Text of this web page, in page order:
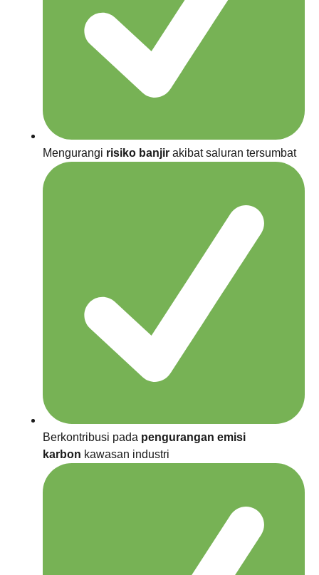
Mengurangi risiko banjir akibat saluran tersumbat
Berkontribusi pada pengurangan emisi
karbon kawasan industri